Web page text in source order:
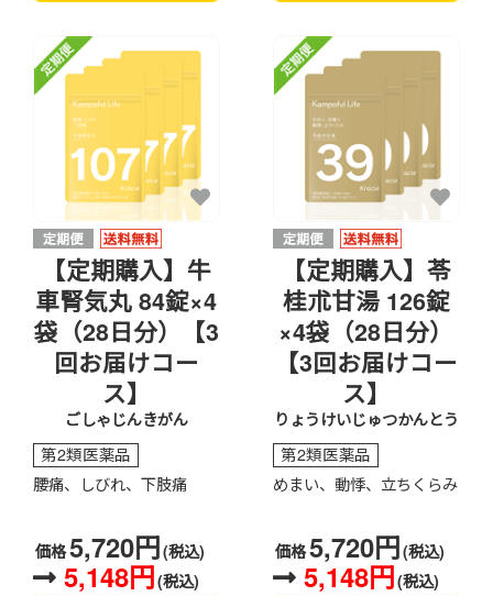
【定期購入】牛
車腎気丸 84錠×4
袋（28日分）【3
回お届けコー
ス】
ごしゃじんきがん
第2類医薬品
腰痛、しびれ、下肢痛
価格5,720円(税込)
5,148円(税込)
【定期購入】苓
桂朮甘湯 126錠
×4袋（28日分）
【3回お届けコー
ス】
りょうけいじゅつかんとう
第2類医薬品
めまい、動悸、立ちくらみ
価格5,720円(税込)
5,148円(税込)